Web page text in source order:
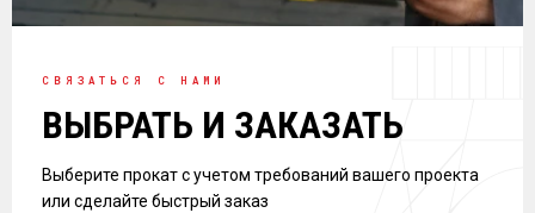
СВЯЗАТЬСЯ С НАМИ
ВЫБРАТЬ И ЗАКАЗАТЬ
Выберите прокат с учетом требований вашего проекта
или сделайте быстрый заказ